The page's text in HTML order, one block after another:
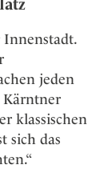
Innenstadt.
jeden
Kärntner
klassischen
sich das